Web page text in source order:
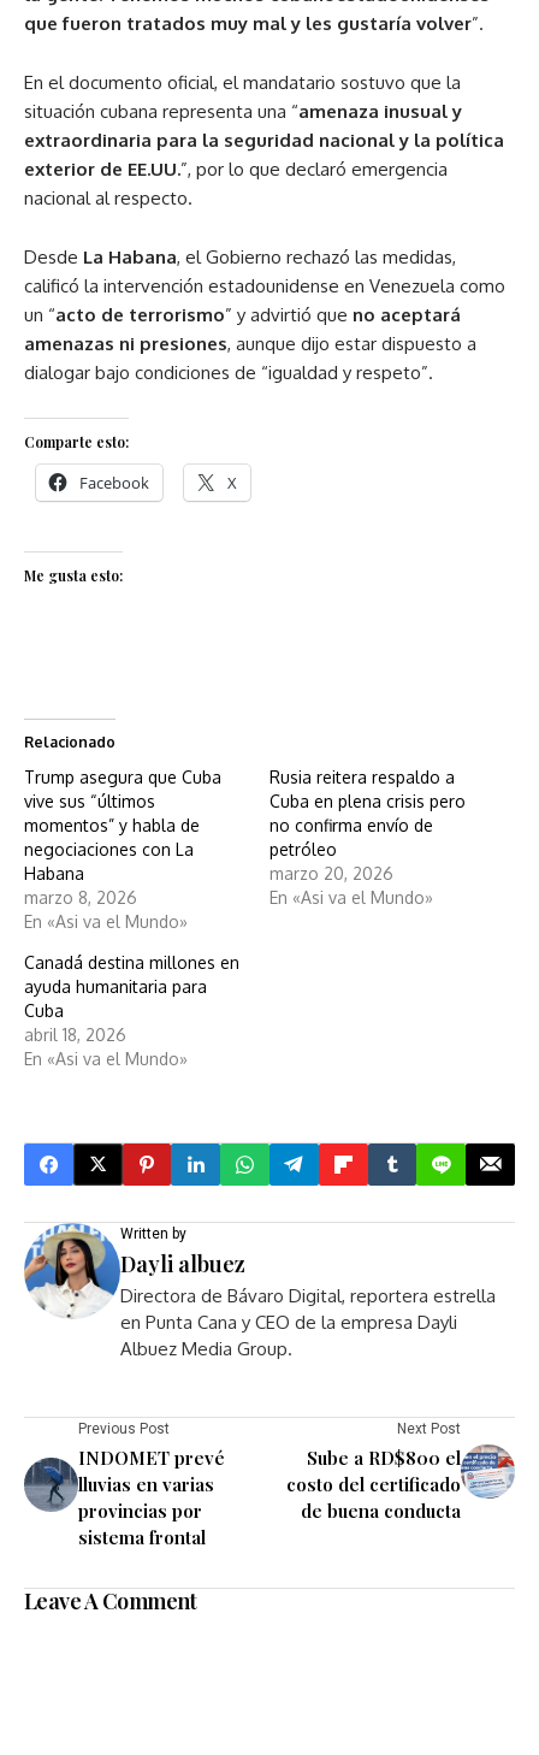
que fueron tratados muy mal y les gustaría volver”.
En el documento oficial, el mandatario sostuvo que la
situación cubana representa una “amenaza inusual y
extraordinaria para la seguridad nacional y la política
exterior de EE.UU.”, por lo que declaró emergencia
nacional al respecto.
Desde La Habana, el Gobierno rechazó las medidas,
calificó la intervención estadounidense en Venezuela como
un “acto de terrorismo” y advirtió que no aceptará
amenazas ni presiones, aunque dijo estar dispuesto a
dialogar bajo condiciones de “igualdad y respeto”.
Comparte esto:
Facebook X
Me gusta esto:
Relacionado
Trump asegura que Cuba
vive sus “últimos
momentos” y habla de
negociaciones con La
Habana
marzo 8, 2026
En «Asi va el Mundo»
Rusia reitera respaldo a
Cuba en plena crisis pero
no confirma envío de
petróleo
marzo 20, 2026
En «Asi va el Mundo»
Canadá destina millones en
ayuda humanitaria para
Cuba
abril 18, 2026
En «Asi va el Mundo»
Written by
Dayli albuez
Directora de Bávaro Digital, reportera estrella
en Punta Cana y CEO de la empresa Dayli
Albuez Media Group.
Previous Post
INDOMET prevé
lluvias en varias
provincias por
sistema frontal
Next Post
Sube a RD$800 el
costo del certificado
de buena conducta
Leave A Comment